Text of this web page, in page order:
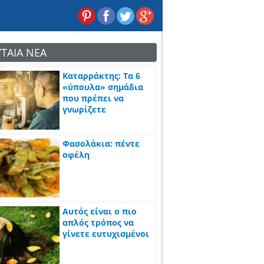
ΝΕΑ
Καταρράκτης: Τα 6
«ύπουλα» σημάδια
που πρέπει να
γνωρίζετε
Φασολάκια: πέντε
οφέλη
Αυτός είναι ο πιο
απλός τρόπος να
γίνετε ευτυχισμένοι